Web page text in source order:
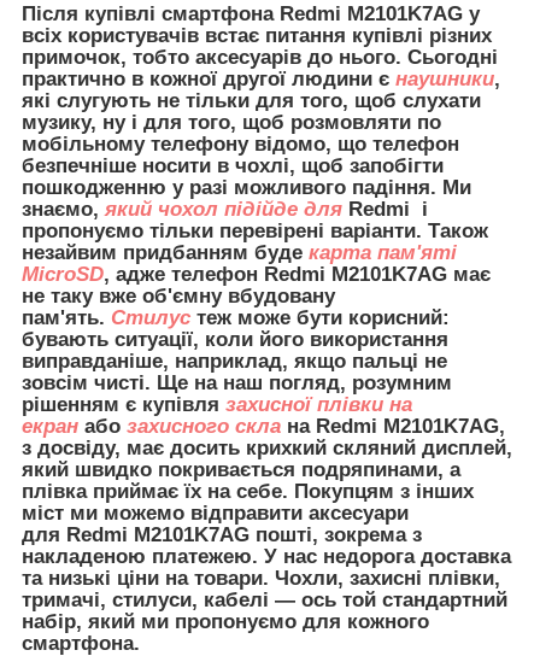
Після купівлі смартфона Redmi M2101K7AG у
всіх користувачів встає питання купівлі різних
примочок, тобто аксесуарів до нього. Сьогодні
практично в кожної другої людини є наушники,
які слугують не тільки для того, щоб слухати
музику, ну і для того, щоб розмовляти по
мобільному телефону відомо, що телефон
безпечніше носити в чохлі, щоб запобігти
пошкодженню у разі можливого падіння. Ми
знаємо, який чохол підійде для Redmi і
пропонуємо тільки перевірені варіанти. Також
незайвим придбанням буде карта пам'яті
MicroSD, адже телефон Redmi M2101K7AG має
не таку вже об'ємну вбудовану
пам'ять. Стилус теж може бути корисний:
бувають ситуації, коли його використання
виправданіше, наприклад, якщо пальці не
зовсім чисті. Ще на наш погляд, розумним
рішенням є купівля захисної плівки на
екран або захисного скла на Redmi M2101K7AG,
з досвіду, має досить крихкий скляний дисплей,
який швидко покривається подряпинами, а
плівка приймає їх на себе. Покупцям з інших
міст ми можемо відправити аксесуари
для Redmi M2101K7AG пошті, зокрема з
накладеною платежею. У нас недорога доставка
та низькі ціни на товари. Чохли, захисні плівки,
тримачі, стилуси, кабелі — ось той стандартний
набір, який ми пропонуємо для кожного
смартфона.